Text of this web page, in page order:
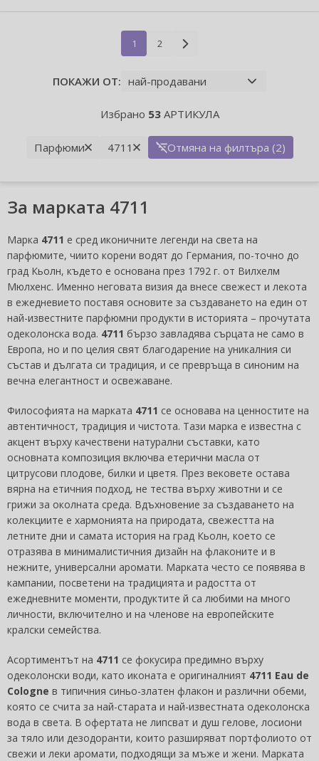
1 2
ПОКАЖИ ОТ:
Избрано 53АРТИКУЛА
Парфюми 4711 Отмяна на филтъра (2)
За марката 4711
Марка 4711 е сред иконичните легенди на света на
парфюмите, чиито корени водят до Германия, по-точно до
град Кьолн, където е основана през 1792 г. от Вилхелм
Мюлхенс. Именно неговата визия да внесе свежест и лекота
в ежедневието поставя основите за създаването на един от
най-известните парфюмни продукти в историята – прочутата
одеколонска вода. 4711 бързо завладява сърцата не само в
Европа, но и по целия свят благодарение на уникалния си
състав и дългата си традиция, и се превръща в синоним на
вечна елегантност и освежаване.
Философията на марката 4711 се основава на ценностите на
автентичност, традиция и чистота. Тази марка е известна с
акцент върху качествени натурални съставки, като
основната композиция включва етерични масла от
цитрусови плодове, билки и цветя. През вековете остава
вярна на етичния подход, не тества върху животни и се
грижи за околната среда. Вдъхновение за създаването на
колекциите е хармонията на природата, свежестта на
летните дни и самата история на град Кьолн, което се
отразява в минималистичния дизайн на флаконите и в
нежните, универсални аромати. Марката често се появява в
кампании, посветени на традицията и радостта от
ежедневните моменти, продуктите й са любими на много
личности, включително и на членове на европейските
кралски семейства.
Асортиментът на 4711 се фокусира предимно върху
одеколонски води, като иконата е оригиналният 4711 Eau de
Cologne в типичния синьо-златен флакон и различни обеми,
която се счита за най-старата и най-известната одеколонска
вода в света. В офертата не липсват и душ гелове, лосиони
за тяло или дезодоранти, които разширяват портфолиото от
свежи и леки аромати, подходящи за мъже и жени. Марката